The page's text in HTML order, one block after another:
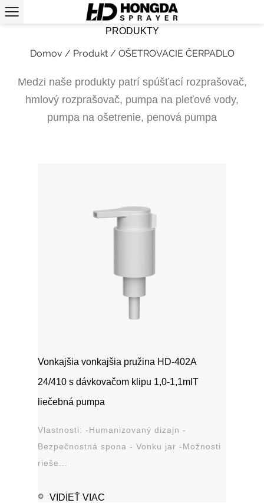
PRODUKTY
Domov / Produkt/ OŠETROVACIE ČERPADLO
Medzi naše produkty patrí spúšťací rozprašovač,
hmlový rozprašovač, pumpa na pleťové vody,
pumpa na ošetrenie, penová pumpa
Vonkajšia vonkajšia pružina HD-402A
24/410 s dávkovačom klipu 1,0-1,1mlT
liečebná pumpa
Vlastnosti: -Humanizovaný dizajn -
Bezpečnostná spona - Vonku jar -Možnosti
rieše...
VIDIEŤ VIAC